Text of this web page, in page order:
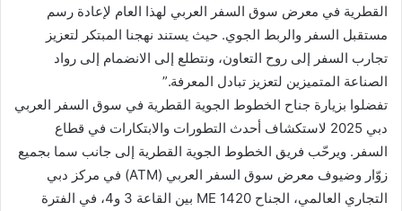
القطرية في معرض سوق السفر العربي لهذا العام لإعادة رسم
مستقبل السفر والربط الجوي. حيث يستند نهجنا المبتكر لتعزيز
تجارب السفر إلى روح التعاون، ونتطلع إلى الانضمام إلى رواد
الصناعة المتميزين لتعزيز تبادل المعرفة.”
تفضلوا بزيارة جناح الخطوط الجوية القطرية في سوق السفر العربي
دبي 2025 لاستكشاف أحدث التطورات والابتكارات في قطاع
السفر. ويرحّب فريق الخطوط الجوية القطرية إلى جانب سما بجميع
زوّار وضيوف معرض سوق السفر العربي (ATM) في مركز دبي
التجاري العالمي، الجناح ME 1420 بين القاعة 3 و4، في الفترة